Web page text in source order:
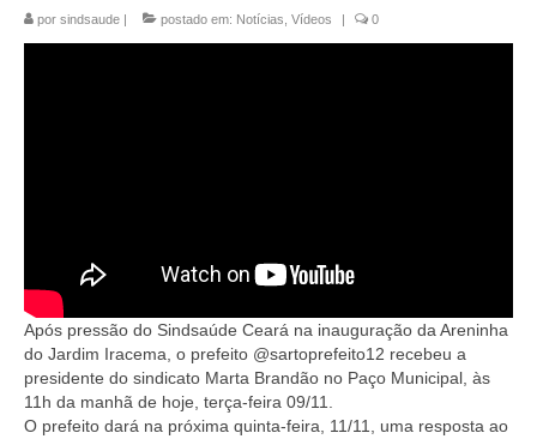
por sindsaude | postado em: Notícias Vídeos | 0
Após pressão do Sindsaúde Ceará na inauguração da Areninha
do Jardim Iracema, o prefeito @sartoprefeito12 recebeu a
presidente do sindicato Marta Brandão no Paço Municipal, às
11h da manhã de hoje, terça-feira 09/11.
O prefeito dará na próxima quinta-feira, 11/11, uma resposta ao